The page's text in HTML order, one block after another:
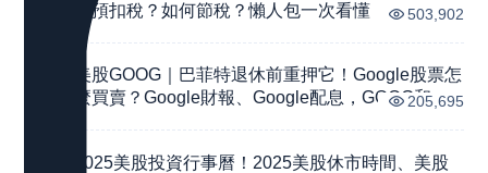
息預扣稅？如何節稅？懶人包一次看懂
503,902
美股GOOG｜巴菲特退休前重押它！Google股票怎
麼買賣？Google財報、Google配息，GOOG和205,695
2025美股投資行事曆！2025美股休市時間、美股